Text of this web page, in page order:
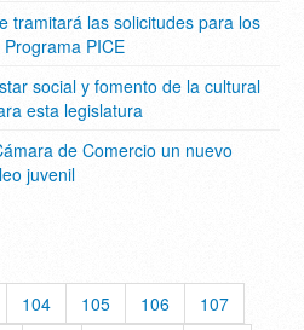
tramitará las solicitudes para los
PICE
social y fomento de la cultural
esta legislatura
de Comercio un nuevo
juvenil
104 105 106
107